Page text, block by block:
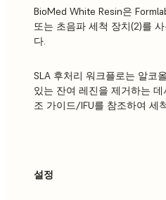
BioMed White Resin은
또는 초음파 세척 장치(2)를
다.
SLA 후처리 워크플로는 알코
있는 잔여 레진을 제거하는
조 가이드/IFU를 참조하여 세
설정